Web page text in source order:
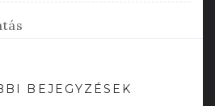
BEJEGYZÉSEK